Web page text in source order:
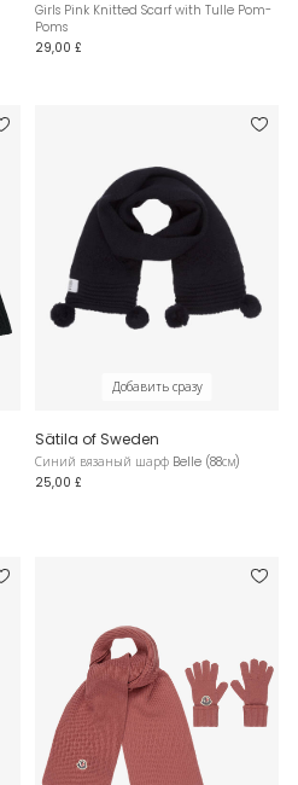
Girls Pink Knitted Scarf with Tulle Pom-
Poms
29,00 £
Добавить сразу
Sätila of Sweden
Синий вязаный шарф Belle (88см)
25,00 £